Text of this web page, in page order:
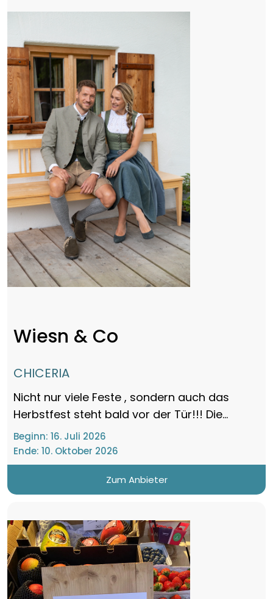
Wiesn & Co
CHICERIA
Nicht nur viele Feste , sondern auch das
Herbstfest steht bald vor der Tür!!! Die...
Beginn: 16. Juli 2026
Ende: 10. Oktober 2026
Zum Anbieter